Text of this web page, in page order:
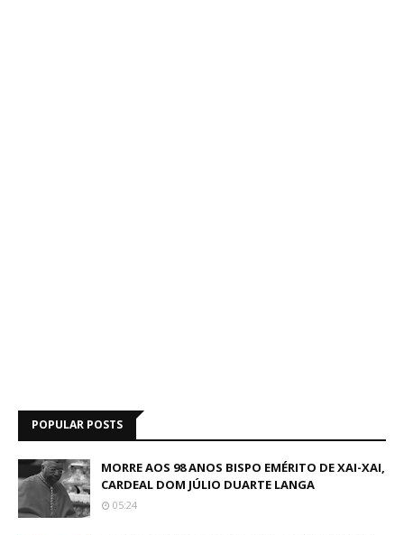
POPULAR POSTS
MORRE AOS 98 ANOS BISPO EMÉRITO DE XAI-XAI,
CARDEAL DOM JÚLIO DUARTE LANGA
05:24